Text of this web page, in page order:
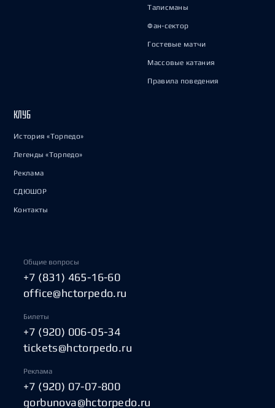
Талисманы
Фан-сектор
Гостевые матчи
Массовые катания
Правила поведения
КЛУБ
История «Торпедо»
Легенды «Торпедо»
Реклама
СДЮШОР
Контакты
Общие вопросы
+7 (831) 465-16-60
office@hctorpedo.ru
Билеты
+7 (920) 006-05-34
tickets@hctorpedo.ru
Реклама
+7 (920) 07-07-800
gorbunova@hctorpedo.ru